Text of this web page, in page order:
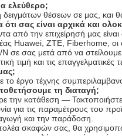
ελεύθερο;
δειγμάτων θέσεων σε μας, και
σας είναι αρχικά και
από την επιχείρησή μας είναι
Huawei, ZTE, Fiberhome, οι
σε σας μετά από να
τιμή και τις επαγγελματικές
έργο τέχνης
τη διαταγή;
την κατάθεση —
για τις παραμέτρους του
και την παράδοση.
σκαφών σας, θα